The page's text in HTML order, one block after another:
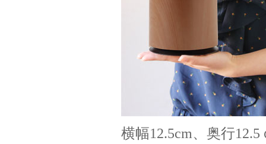
横幅12.5cm、奥行